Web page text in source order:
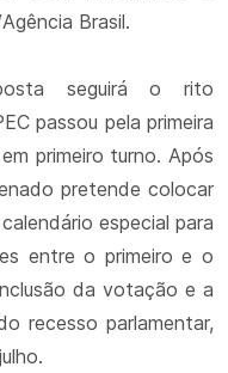
Brasil.
seguirá o rito
passou pela primeira
primeiro turno. Após
pretende colocar
especial para
entre o primeiro e o
da votação e a
recesso parlamentar,